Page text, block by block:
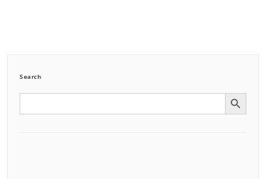
Search
Search Search Button